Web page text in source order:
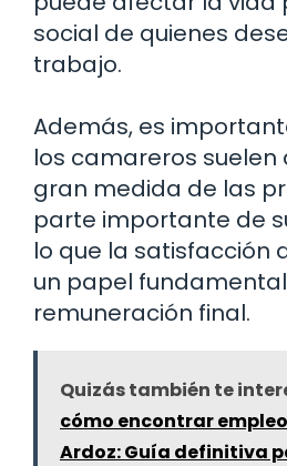
social de quienes
trabajo.
Además, es
los camareros
gran medida de las
parte importante de
lo que la satisfacción
un papel
remuneración final.
Quizás también te
cómo encontrar
Ardoz: Guía definitiva